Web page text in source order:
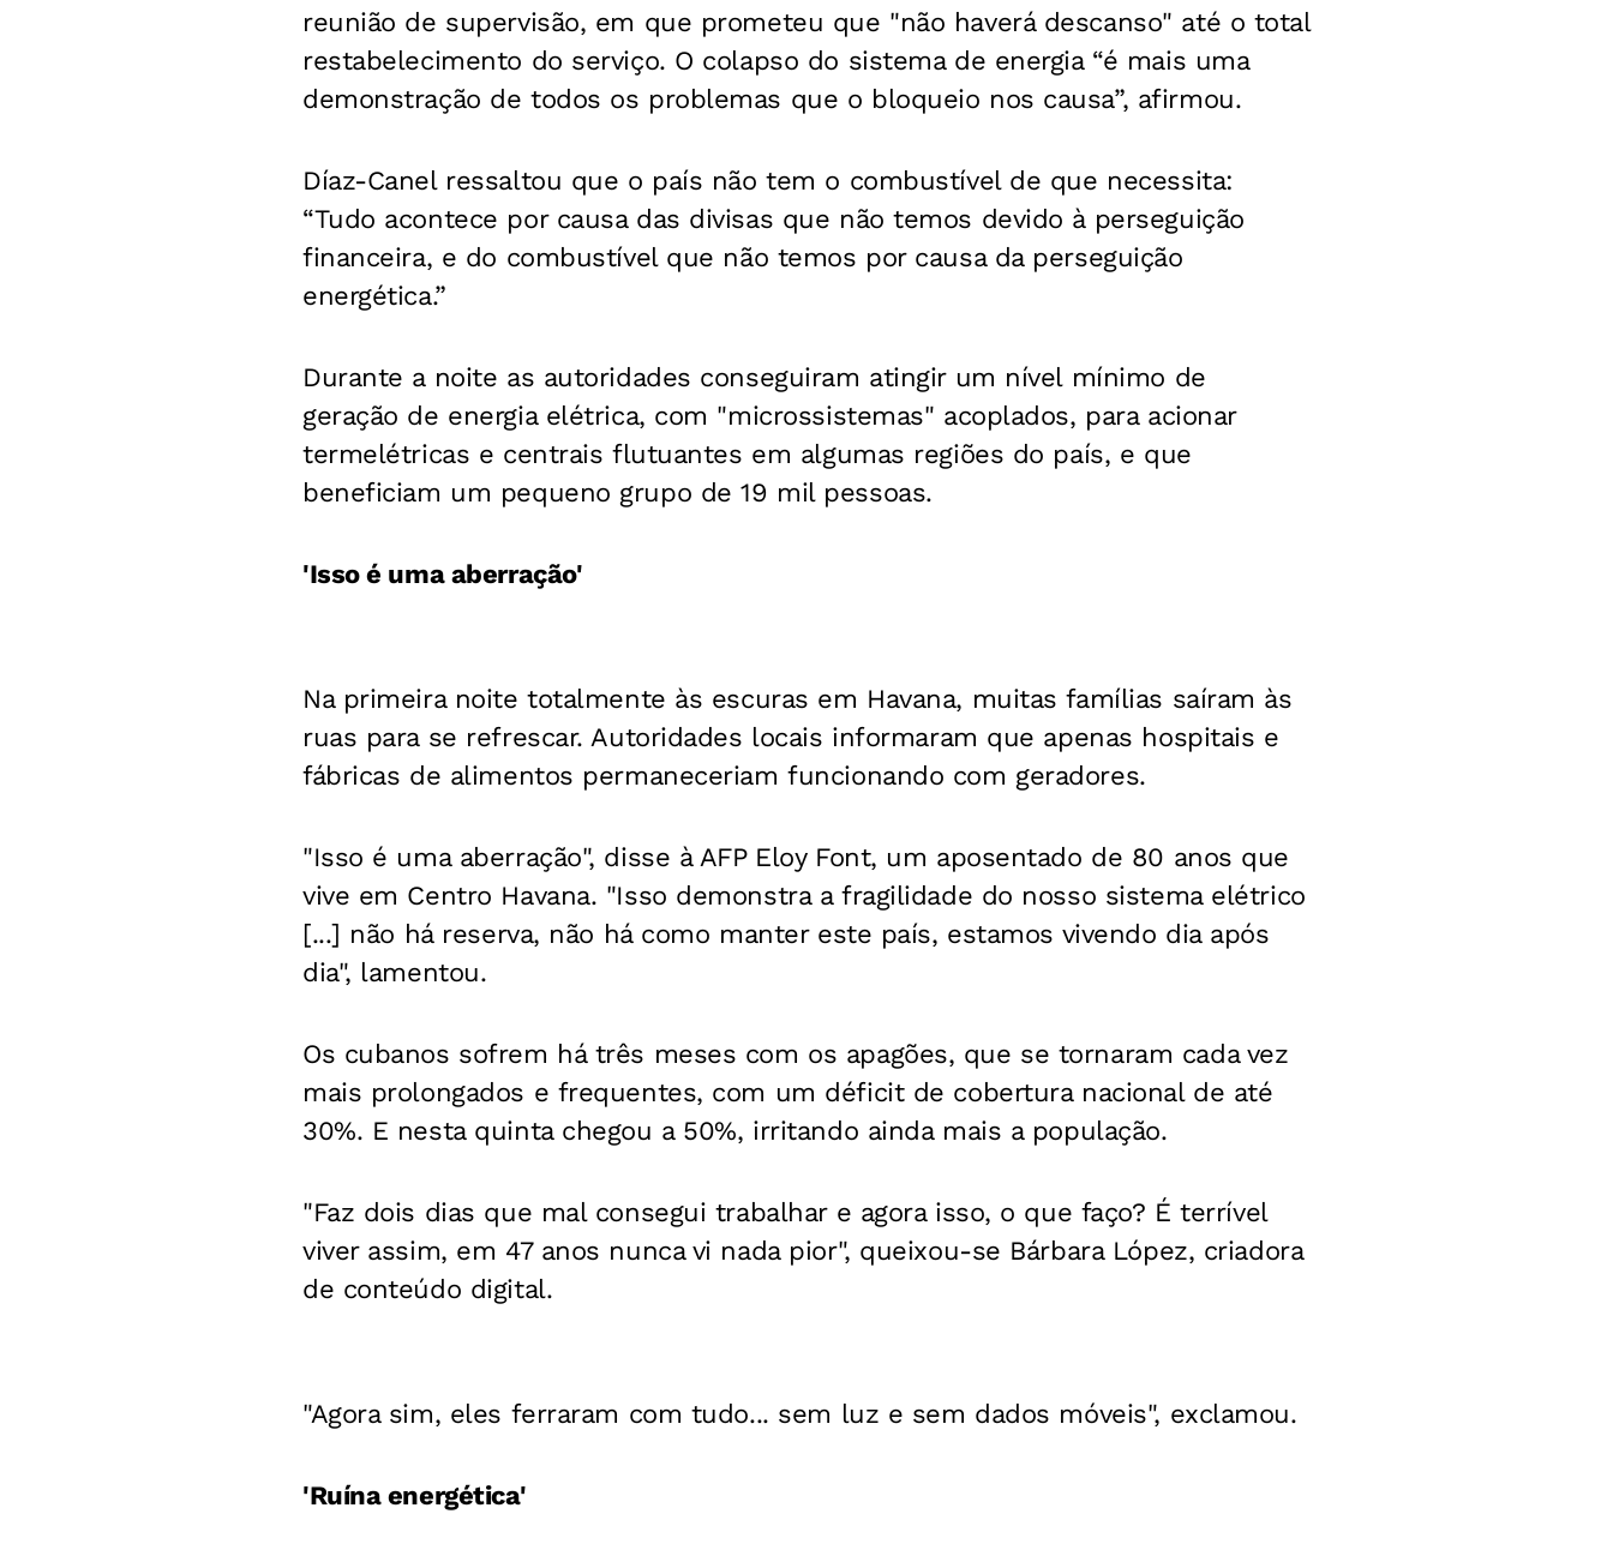
reunião de supervisão, em que prometeu que "não haverá descanso" até o total
restabelecimento do serviço. O colapso do sistema de energia “é mais uma
demonstração de todos os problemas que o bloqueio nos causa”, afirmou.
Díaz-Canel ressaltou que o país não tem o combustível de que necessita:
“Tudo acontece por causa das divisas que não temos devido à perseguição
financeira, e do combustível que não temos por causa da perseguição
energética.”
Durante a noite as autoridades conseguiram atingir um nível mínimo de
geração de energia elétrica, com "microssistemas" acoplados, para acionar
termelétricas e centrais flutuantes em algumas regiões do país, e que
beneficiam um pequeno grupo de 19 mil pessoas.
'Isso é uma aberração'
Na primeira noite totalmente às escuras em Havana, muitas famílias saíram às
ruas para se refrescar. Autoridades locais informaram que apenas hospitais e
fábricas de alimentos permaneceriam funcionando com geradores.
"Isso é uma aberração", disse à AFP Eloy Font, um aposentado de 80 anos que
vive em Centro Havana. "Isso demonstra a fragilidade do nosso sistema elétrico
[...] não há reserva, não há como manter este país, estamos vivendo dia após
dia", lamentou.
Os cubanos sofrem há três meses com os apagões, que se tornaram cada vez
mais prolongados e frequentes, com um déficit de cobertura nacional de até
30%. E nesta quinta chegou a 50%, irritando ainda mais a população.
"Faz dois dias que mal consegui trabalhar e agora isso, o que faço? É terrível
viver assim, em 47 anos nunca vi nada pior", queixou-se Bárbara López, criadora
de conteúdo digital.
"Agora sim, eles ferraram com tudo... sem luz e sem dados móveis", exclamou.
'Ruína energética'